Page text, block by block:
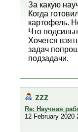
За какую
Когда
картофель.
Что
Хочется
задач
подзадачи.
zzz
Re: Научная
12 February 2020